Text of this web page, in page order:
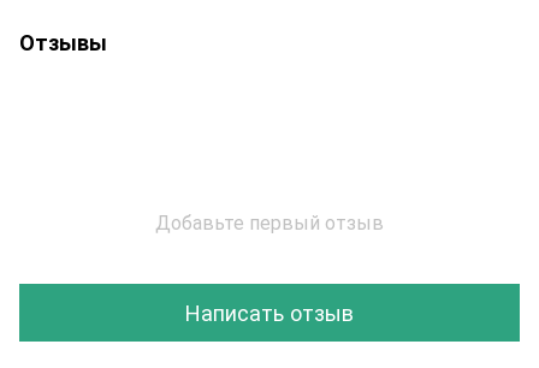
Отзывы
Добавьте первый отзыв
Написать отзыв